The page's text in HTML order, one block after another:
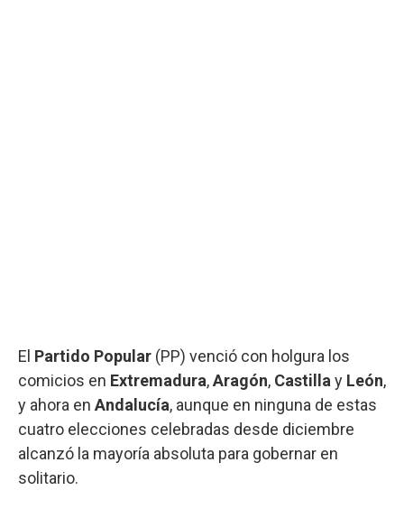
El Partido Popular (PP) venció con holgura los
comicios en Extremadura,Aragón, Castilla y León,
y ahora en Andalucía, aunque en ninguna de estas
cuatro elecciones celebradas desde diciembre
alcanzó la mayoría absoluta para gobernar en
solitario.